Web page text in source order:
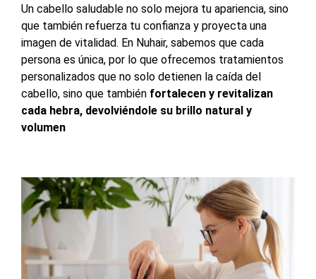
Un cabello saludable no solo mejora tu apariencia, sino
que también refuerza tu confianza y proyecta una
imagen de vitalidad. En Nuhair, sabemos que cada
persona es única, por lo que ofrecemos tratamientos
personalizados que no solo detienen la caída del
cabello, sino que también fortalecen y revitalizan
cada hebra, devolviéndole su brillo natural y
volumen